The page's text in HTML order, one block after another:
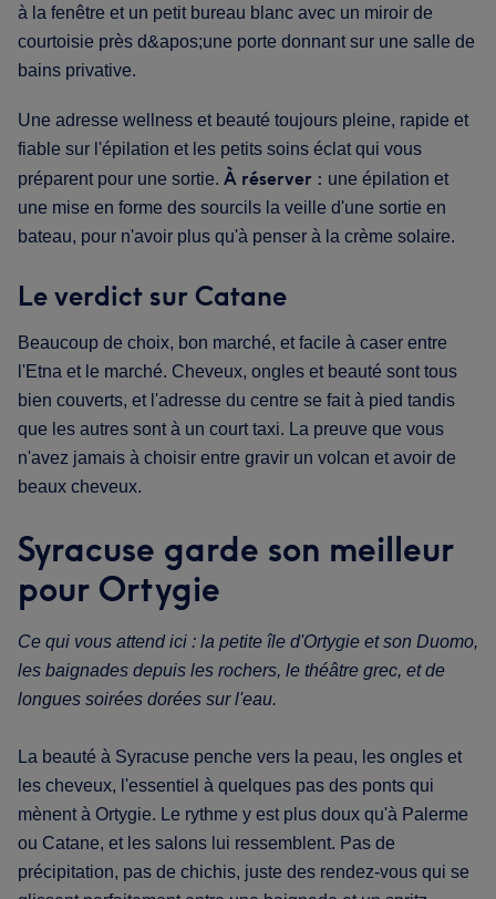
Une adresse wellness et beauté toujours pleine, rapide et
fiable sur l'épilation et les petits soins éclat qui vous
préparent pour une sortie. À réserver : une épilation et
une mise en forme des sourcils la veille d'une sortie en
bateau, pour n'avoir plus qu'à penser à la crème solaire.
Le verdict sur Catane
Beaucoup de choix, bon marché, et facile à caser entre
l'Etna et le marché. Cheveux, ongles et beauté sont tous
bien couverts, et l'adresse du centre se fait à pied tandis
que les autres sont à un court taxi. La preuve que vous
n'avez jamais à choisir entre gravir un volcan et avoir de
beaux cheveux.
Syracuse garde son meilleur
pour Ortygie
Ce qui vous attend ici : la petite île d'Ortygie et son Duomo,
les baignades depuis les rochers, le théâtre grec, et de
longues soirées dorées sur l'eau.
La beauté à Syracuse penche vers la peau, les ongles et
les cheveux, l'essentiel à quelques pas des ponts qui
mènent à Ortygie. Le rythme y est plus doux qu'à Palerme
ou Catane, et les salons lui ressemblent. Pas de
précipitation, pas de chichis, juste des rendez-vous qui se